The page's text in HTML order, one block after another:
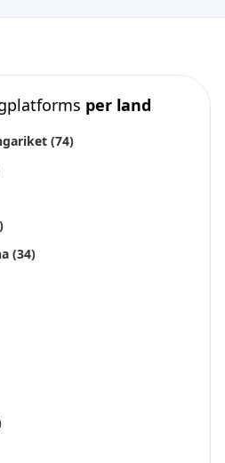
per land
(74)
(34)